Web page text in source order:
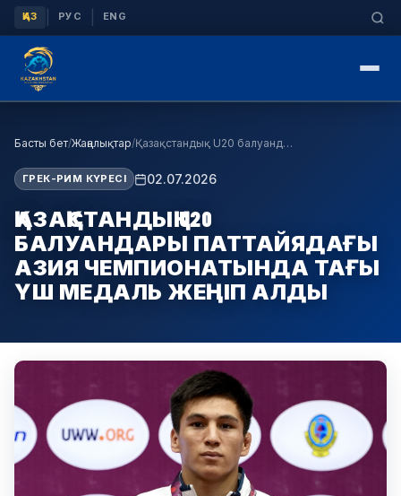
ҚАЗ РУС ENG
Басты бет/Жаңалықтар/ Қазақстандық U20 балуандары Паттайядағы Азия чемп…
ГРЕК-РИМ КҮРЕСІ 02.07.2026
ҚАЗАҚСТАНДЫҚ U20
БАЛУАНДАРЫ ПАТТАЙЯДАҒЫ
АЗИЯ ЧЕМПИОНАТЫНДА ТАҒЫ
ҮШ МЕДАЛЬ ЖЕҢІП АЛДЫ